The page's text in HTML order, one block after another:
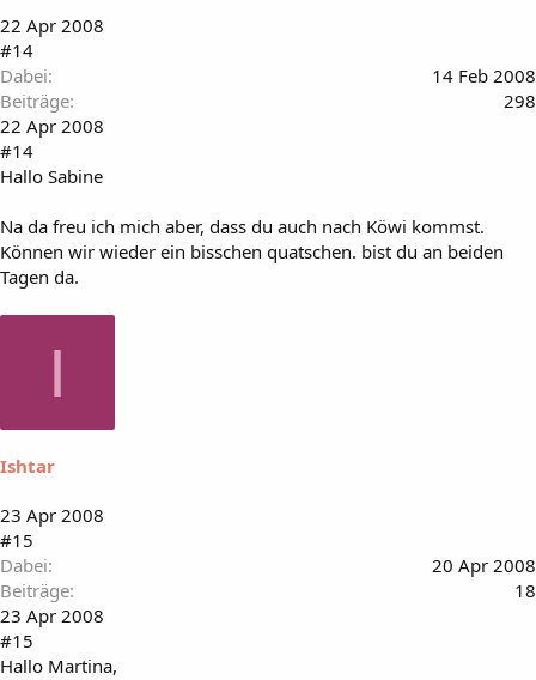
22 Apr 2008
#14
Dabei
14 Feb 2008
Beiträge
298
22 Apr 2008
#14
Hallo Sabine
Na da freu ich mich aber, dass du auch nach Köwi kommst.
Können wir wieder ein bisschen quatschen. bist du an beiden
Tagen da.
I
Ishtar
23 Apr 2008
#15
Dabei
20 Apr 2008
Beiträge
18
23 Apr 2008
#15
Hallo Martina,